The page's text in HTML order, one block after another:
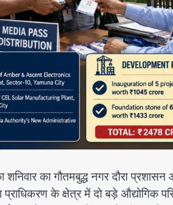
का गौतमबुद्ध नगर दौरा
के क्षेत्र में दो बड़े औद्योगिक